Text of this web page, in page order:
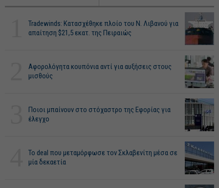
Tradewinds: Κατασχέθηκε πλοίο του Ν. Λιβανού για
απαίτηση $21,5 εκατ. της Πειραιώς
Αφορολόγητα κουπόνια αντί για αυξήσεις στους
μισθούς
Ποιοι μπαίνουν στο στόχαστρο της Εφορίας για
έλεγχο
Το deal που μεταμόρφωσε τον Σκλαβενίτη μέσα σε
μία δεκαετία